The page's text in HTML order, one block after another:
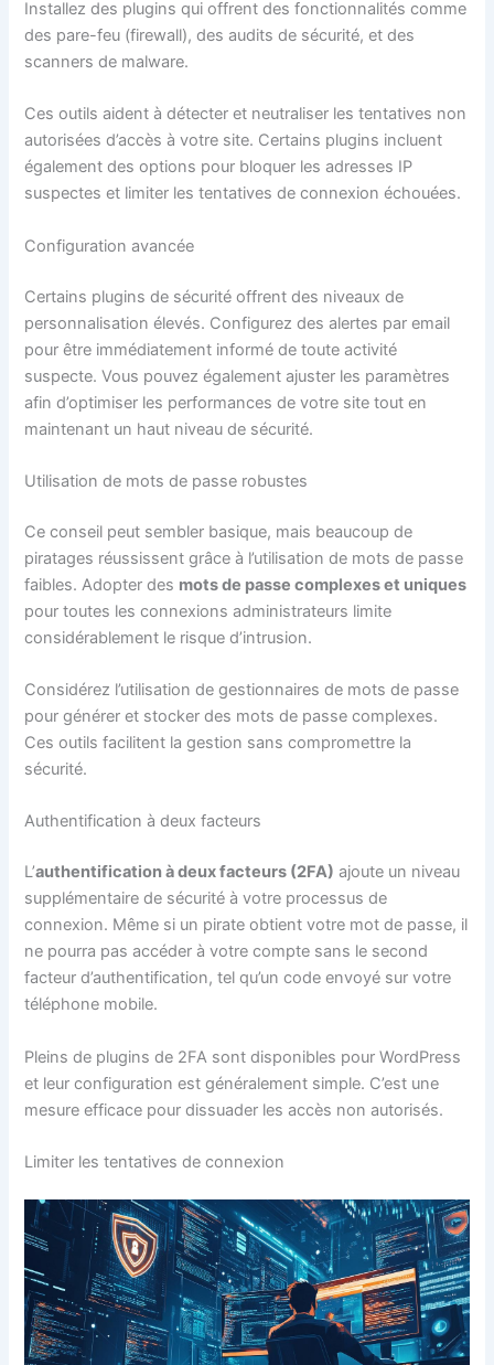
Installez des plugins qui offrent des fonctionnalités comme
des pare-feu (firewall), des audits de sécurité, et des
scanners de malware.
Ces outils aident à détecter et neutraliser les tentatives non
autorisées d’accès à votre site. Certains plugins incluent
également des options pour bloquer les adresses IP
suspectes et limiter les tentatives de connexion échouées.
Configuration avancée
Certains plugins de sécurité offrent des niveaux de
personnalisation élevés. Configurez des alertes par email
pour être immédiatement informé de toute activité
suspecte. Vous pouvez également ajuster les paramètres
afin d’optimiser les performances de votre site tout en
maintenant un haut niveau de sécurité.
Utilisation de mots de passe robustes
Ce conseil peut sembler basique, mais beaucoup de
piratages réussissent grâce à l’utilisation de mots de passe
faibles. Adopter des mots de passe complexes et uniques
pour toutes les connexions administrateurs limite
considérablement le risque d’intrusion.
Considérez l’utilisation de gestionnaires de mots de passe
pour générer et stocker des mots de passe complexes.
Ces outils facilitent la gestion sans compromettre la
sécurité.
Authentification à deux facteurs
L’authentification à deux facteurs (2FA) ajoute un niveau
supplémentaire de sécurité à votre processus de
connexion. Même si un pirate obtient votre mot de passe, il
ne pourra pas accéder à votre compte sans le second
facteur d’authentification, tel qu’un code envoyé sur votre
téléphone mobile.
Pleins de plugins de 2FA sont disponibles pour WordPress
et leur configuration est généralement simple. C’est une
mesure efficace pour dissuader les accès non autorisés.
Limiter les tentatives de connexion